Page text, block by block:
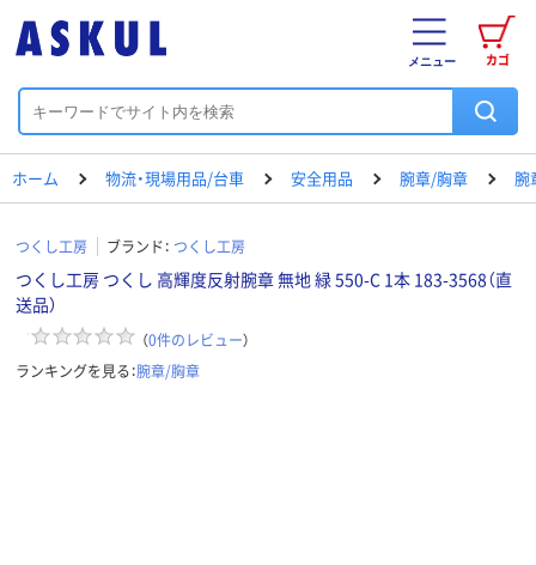
カゴ
メニュー
ホーム 物流・現場用品/台車 安全用品 腕章/胸章 腕
つくし工房 ブランド： つくし工房
つくし工房 つくし 高輝度反射腕章 無地 緑 550-C 1本 183-3568（直
送品）
（0件のレビュー）
ランキングを見る：腕章/胸章